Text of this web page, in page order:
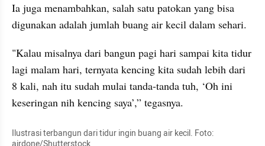
Ia juga menambahkan, salah satu patokan yang bisa
digunakan adalah jumlah buang air kecil dalam sehari.
"Kalau misalnya dari bangun pagi hari sampai kita tidur
lagi malam hari, ternyata kencing kita sudah lebih dari
8 kali, nah itu sudah mulai tanda-tanda tuh, ‘Oh ini
keseringan nih kencing saya’,” tegasnya.
Ilustrasi terbangun dari tidur ingin buang air kecil. Foto: